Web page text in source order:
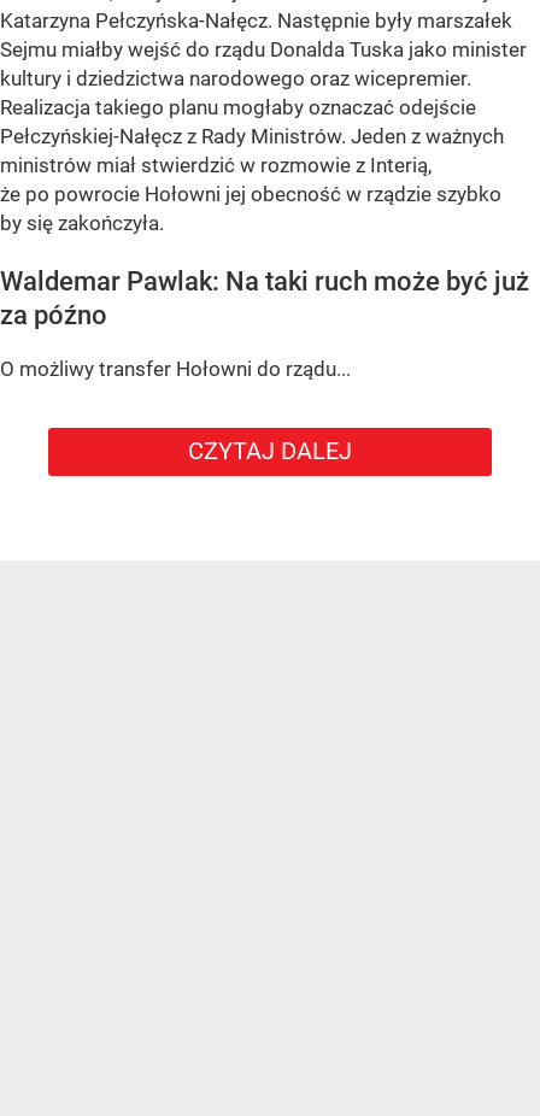
Katarzyna Pełczyńska-Nałęcz. Następnie były marszałek
Sejmu miałby wejść do rządu Donalda Tuska jako minister
kultury i dziedzictwa narodowego oraz wicepremier.
Realizacja takiego planu mogłaby oznaczać odejście
Pełczyńskiej-Nałęcz z Rady Ministrów. Jeden z ważnych
ministrów miał stwierdzić w rozmowie z Interią,
że po powrocie Hołowni jej obecność w rządzie szybko
by się zakończyła.
Waldemar Pawlak: Na taki ruch może być już
za późno
O możliwy transfer Hołowni do rządu...
CZYTAJ DALEJ